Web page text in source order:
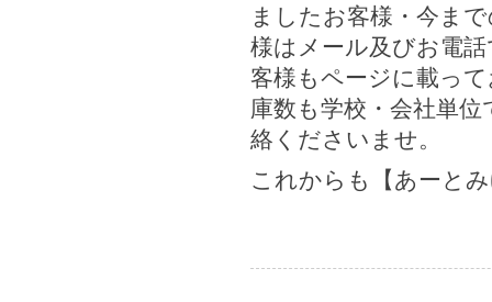
ましたお客様・今ま
様はメール及びお電
客様もページに載っ
庫数も学校・会社単
絡くださいませ。
これからも【あーと